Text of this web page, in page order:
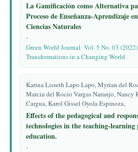
La Gamificación como Alternativa
Proceso de Enseñanza-Aprendizaje
Ciencias Naturales
,
Green World Journal: Vol. 5 No. 03
Transformations in a Changing World
Karina Lisseth Lapo Lapo, Myrian del
Marcia del Rocío Vargas Naranjo, Nancy
Cargua, Karol Gissel Oyola Espinoza,
Effects of the pedagogical and
technologies in the teaching-learning
education.
,